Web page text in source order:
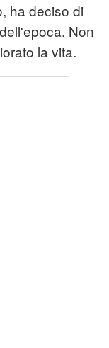
ha deciso di
Non
la vita.